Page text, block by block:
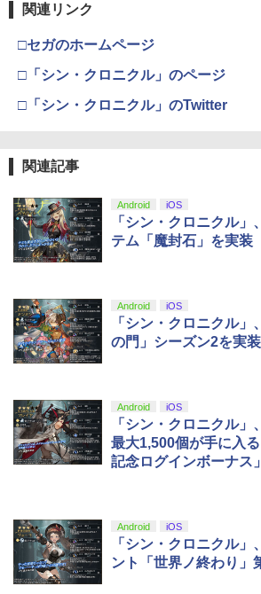
3
ナル三方背収納ケー
(オリジナル特典:オ
カー特典:【坤と離
り来たる！スタジオ
ボード付) [Blu-ray]
4
窩座再来 完全生産
￥8,698
5
『映画 ラブライブ
ルアイドルクラブ
y』Blu-ray（特装限
関連リンク
□セガのホームページ
□「シン・クロニクル」のページ
□「シン・クロニクル」のTwitter
関連記事
Android iOS
「シン・クロニクル」
テム「魔封石」を実装
Android iOS
「シン・クロニクル
の門」シーズン2を実装
Android iOS
「シン・クロニクル」
最大1,500個が手に入
記念ログインボーナス
Android iOS
「シン・クロニクル
ント「世界ノ終わり」